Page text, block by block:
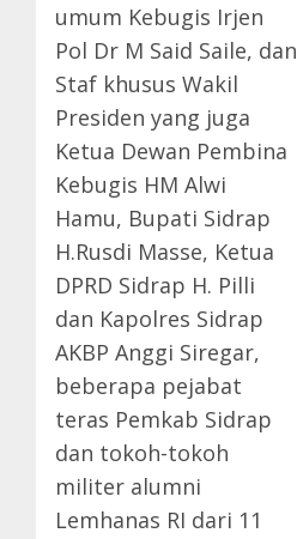
umum Kebugis Irjen
Pol Dr M Said Saile, dan
Staf khusus Wakil
Presiden yang juga
Ketua Dewan Pembina
Kebugis HM Alwi
Hamu, Bupati Sidrap
H.Rusdi Masse, Ketua
DPRD Sidrap H. Pilli
dan Kapolres Sidrap
AKBP Anggi Siregar,
beberapa pejabat
teras Pemkab Sidrap
dan tokoh-tokoh
militer alumni
Lemhanas RI dari 11